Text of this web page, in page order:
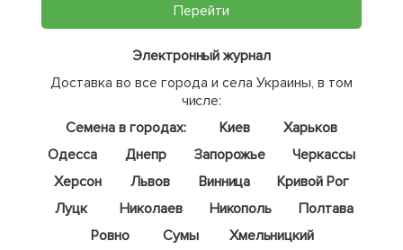
Перейти
Электронный журнал
Доставка во все города и села Украины, в том
числе:
Семена в городах:
Киев
Харьков
Одесса
Днепр Запорожье
Черкассы
Херсон
Львов Винница
Кривой Рог
Луцк
Николаев Никополь
Полтава
Ровно
Сумы
Хмельницкий